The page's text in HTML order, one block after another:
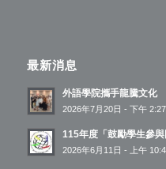
最新消息
外語學院攜手龍騰文化
2026年7月20日 - 下午 2:27
115年度「鼓勵學生參
2026年6月11日 - 上午